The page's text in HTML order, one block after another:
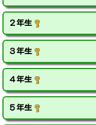
２年生
３年生
４年生
５年生